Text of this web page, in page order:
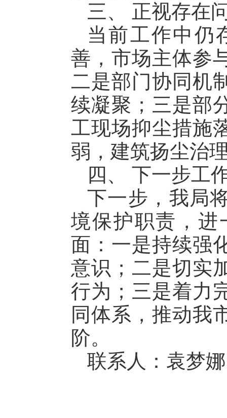
三、 正视存在
当前工作中仍
善，市场主体参
二是部门协同机
续凝聚；三是部
工现场抑尘措施
弱，建筑扬尘治
四、 下一步工
下一步，我局
境保护职责，进
面：一是持续强
意识；二是切实
行为；三是着力
同体系，推动我
阶。
联系人：袁梦